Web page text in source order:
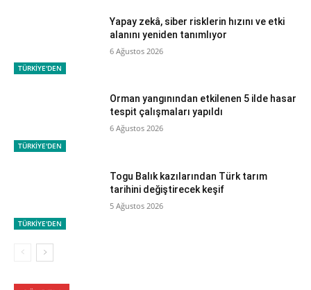
TÜRKİYE'DEN
Yapay zekâ, siber risklerin hızını ve etki
alanını yeniden tanımlıyor
6 Ağustos 2026
TÜRKİYE'DEN
Orman yangınından etkilenen 5 ilde hasar
tespit çalışmaları yapıldı
6 Ağustos 2026
TÜRKİYE'DEN
Togu Balık kazılarından Türk tarım
tarihini değiştirecek keşif
5 Ağustos 2026